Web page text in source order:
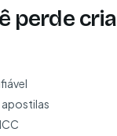
perde